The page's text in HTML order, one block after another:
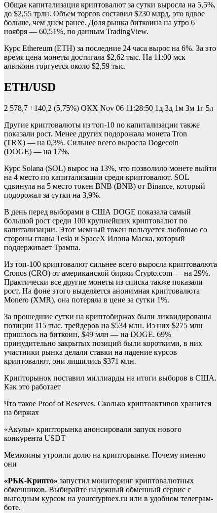
Общая капитализация криптовалют за сутки выросла на 5,5%,
до $2,55 трлн. Объем торгов составил $230 млрд, это вдвое
больше, чем днем ранее. Доля рынка биткоина на утро 6
ноября — 60,51%, по данным TradingView.
Курс Ethereum (ETH) за последние 24 часа вырос на 6%. За это
время цена монеты достигала $2,62 тыс. На 11:00 мск
альткоин торгуется около $2,59 тыс.
ETH/USD
2 578,7 +140,2 (5,75%) ОКХ Nov 06 11:28:50 1д 3д 1м 3м 1г 5л
Другие криптовалюты из топ-10 по капитализации также
показали рост. Менее других подорожала монета Tron
(TRX) — на 0,3%. Сильнее всего выросла Dogecoin
(DOGE) — на 17%.
Курс Solana (SOL) вырос на 13%, что позволило монете выйти
на 4 место по капитализации среди криптовалют. SOL
сдвинула на 5 место токен BNB (BNB) от Binance, который
подорожал за сутки на 3,9%.
В день перед выборами в США DOGE показала самый
большой рост среди 100 крупнейших криптовалют по
капитализации. Этот мемный токен пользуется любовью со
стороны главы Tesla и SpaceX Илона Маска, который
поддерживает Трампа.
Из топ-100 криптовалют сильнее всего выросла криптовалюта
Cronos (CRO) от американской биржи Сrypto.соm — на 29%.
Практически все другие монеты из списка также показали
рост. На фоне этого выделяется анонимная криптовалюта
Monero (XMR), она потеряла в цене за сутки 1%.
За прошедшие сутки на криптобиржах были ликвидированы
позиции 115 тыс. трейдеров на $534 млн. Из них $275 млн
пришлось на биткоин, $49 млн — на DOGE. 69%
принудительно закрытых позиций были короткими, в них
участники рынка делали ставки на падение курсов
криптовалют, они лишились $371 млн.
Крипторынок поставил миллиарды на итоги выборов в США.
Как это работает
Что такое Proof of Reserves. Сколько криптоактивов хранится
на биржах
«Акулы» крипторынка анонсировали запуск нового
конкурента USDT
Мемкоины утроили долю на крипторынке. Почему именно
они
«РБК-Крипто» запустил мониторинг криптовалютных
обменников. Выбирайте надежный обменный сервис с
выгодным курсом на yourcryptoex.ru или в удобном телеграм-
боте.